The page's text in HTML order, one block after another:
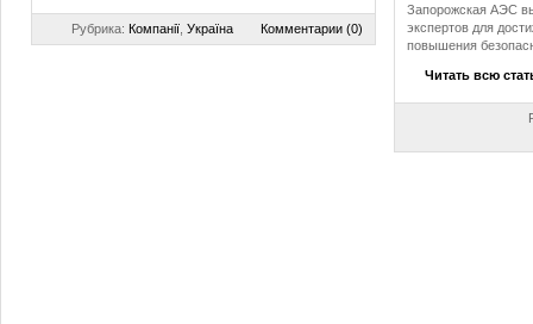
Рубрика: Компанії Україна Комментарии (0)
Запорожская АЭС
экспертов для
повышения
Читать всю